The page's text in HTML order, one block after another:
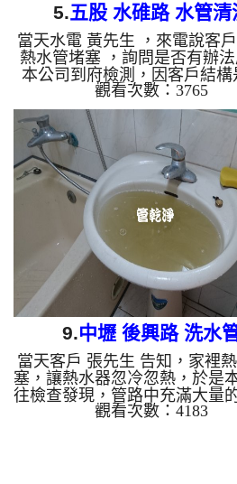
5.五股 水碓路 水管清
當天水電 黃先生 ，來電說客
熱水管堵塞 ，詢問是否有辦法
本公司到府檢測，因客戶結構
樓，一樓有熱水，但二樓幾乎
是本公司架起 水管清洗機 ，
管 ， 管路不斷噴出髒的水，
清洗過程幾次 水管堵塞 兩次，
改用特殊工法， 水管清洗 約兩
時，客戶終於能在這冬天洗個
澡了。 清洗水管,水管清洗, 洗
水管堵塞, 熱水忽冷忽熱 ...
觀看次數：3765
9.中壢 後興路 洗水
當天客戶 張先生 告知，家裡
塞，讓熱水器忽冷忽熱，於是
往檢查發現，管路中充滿大量
於是本公司架起 水管清洗機 ，
觀看次數：4183